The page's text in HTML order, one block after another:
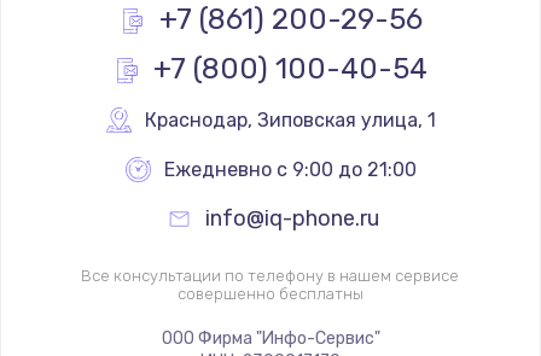
+7 (861) 200-29-56
+7 (800) 100-40-54
Краснодар, Зиповская улица, 1
Ежедневно с 9:00 до 21:00
info@iq-phone.ru
Все консультации по телефону в нашем сервисе
совершенно бесплатны
ООО Фирма "Инфо-Сервис"